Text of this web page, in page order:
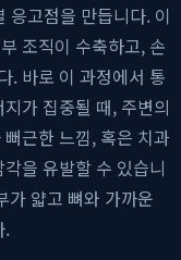
고점을 만듭니다. 이
조직이 수축하고, 손
. 바로 이 과정에서 통
가 집중될 때, 주변의
근한 느낌, 혹은 치과
을 유발할 수 있습니
가 얇고 뼈와 가까운
.